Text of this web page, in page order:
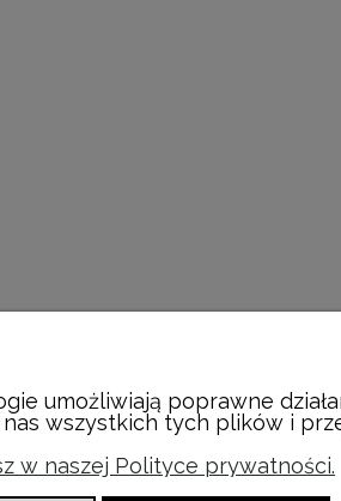
umożliwiają poprawne
wszystkich tych plików i
w naszej Polityce prywatności.